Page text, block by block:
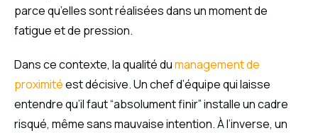
parce qu’elles sont réalisées dans un moment de
fatigue et de pression.
Dans ce contexte, la qualité dumanagement de
proximitéest décisive. Un chef d’équipe qui laisse
entendre qu’il faut “absolument finir” installe un cadre
risqué, même sans mauvaise intention. À l’inverse, un